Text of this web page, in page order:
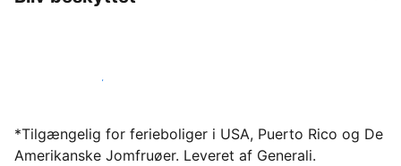
Bliv vært hos os i dag
*Tilgængelig for ferieboliger i USA, Puerto Rico og De
Amerikanske Jomfruøer. Leveret af Generali.